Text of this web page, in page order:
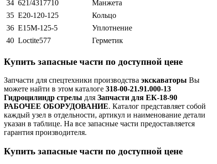
34 621/4317710
Манжета
35 Е20-120-125
Кольцо
36 Е15М-125-5
Уплотнение
40 Lосtitе577 Герметик
Купить запасные части по доступной цене
Запчасти для спецтехники производства экскаваторы Вы
можете найти в этом каталоге 318-00-21.91.000-13
Гидроцилиндр стрелы для Запчасти для ЕК-18-90
РАБОЧЕЕ ОБОРУДОВАНИЕ. Каталог представляет собой
каждый узел в отдельности, артикул и наименование детали
указан в таблице. На все запасные части предоставляется
гарантия производителя.
Купить запасные части по доступной цене